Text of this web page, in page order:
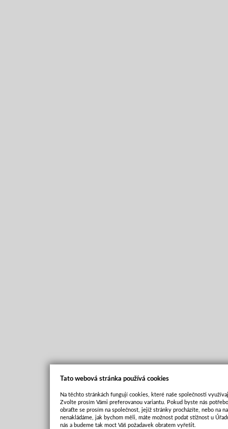
Tato webová stránka používá cookies
Na těchto stránkách fungují cookies, které naše společnosti
Zvolte prosím Vámi preferovanou variantu. Pokud byste nás
obraťte se prosím na společnost, jejíž stránky procházíte, nebo na
nenakládáme, jak bychom měli, máte možnost podat stížnost u
nás a budeme tak moct Váš požadavek obratem vyřešit.